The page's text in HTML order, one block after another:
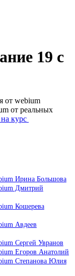
19 с
от webium
от реальных
курс
Ирина Большова
Дмитрий
Кошерева
Авдеев
Сергей Увранов
Егоров Анатолий
Степанова Юлия